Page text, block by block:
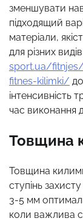
зменшувати
підходящий
матеріали,
для різних
sport.ua/
fitnes-kilimki/
інтенсивність
час виконання
Товщина
Товщина
ступінь
3-5 мм
коли важлива